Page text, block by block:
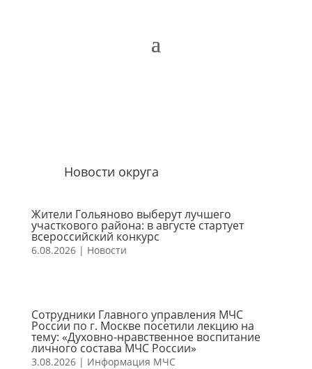
Новости округа
Жители Гольяново выберут лучшего
участкового района: в августе стартует
всероссийский конкурс
6.08.2026| Новости
Сотрудники Главного управления МЧС
России по г. Москве посетили лекцию на
тему: «Духовно-нравственное воспитание
личного состава МЧС России»
3.08.2026| Информация МЧС